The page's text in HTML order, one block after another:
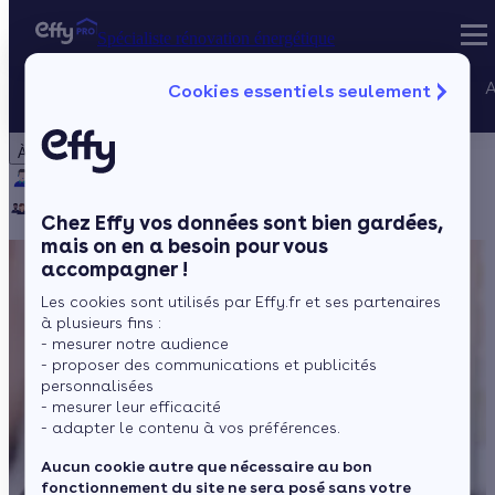
Cookies essentiels seulement
Chez Effy vos données sont bien gardées,
mais on en a besoin pour vous
accompagner !
Les cookies sont utilisés par Effy.fr et ses partenaires
à plusieurs fins :
- mesurer notre audience
- proposer des communications et publicités
personnalisées
- mesurer leur efficacité
- adapter le contenu à vos préférences.
Aucun cookie autre que nécessaire au bon
fonctionnement du site ne sera posé sans votre
À propos
Notre équipe
Rejoignez-nous Presse
Spécialiste rénovation énergétique Nos services
Spécialiste rénovation énergétique